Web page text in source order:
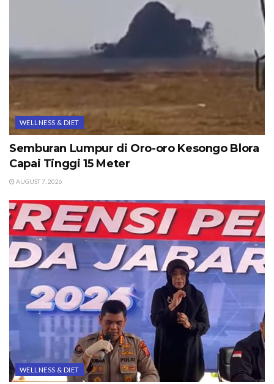
WELLNESS & DIET
Semburan Lumpur di Oro-oro Kesongo Blora
Capai Tinggi 15 Meter
AUGUST 7, 2026
WELLNESS & DIET